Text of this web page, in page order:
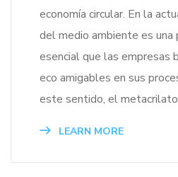
economía circular. En la
del medio ambiente es una
esencial que las empresas
eco amigables en sus
este sentido, el
LEARN MORE